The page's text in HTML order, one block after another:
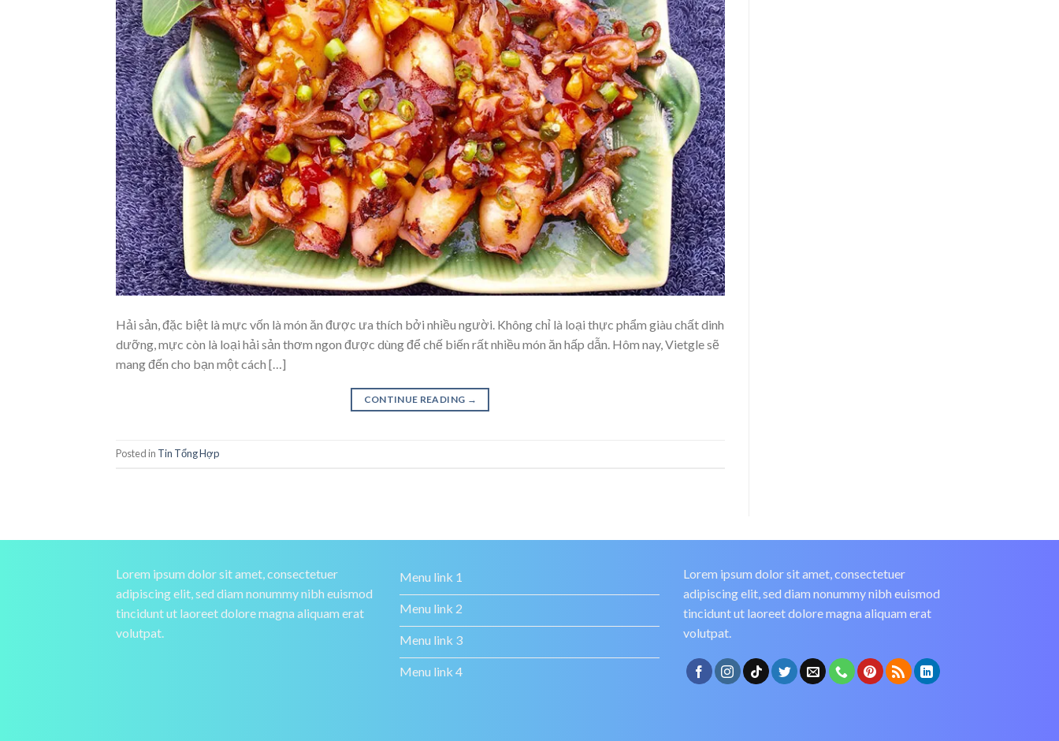
Hải sản, đặc biệt là mực vốn là món ăn được ưa thích bởi nhiều người. Không chỉ là loại thực phẩm giàu chất dinh
dưỡng, mực còn là loại hải sản thơm ngon được dùng để chế biến rất nhiều món ăn hấp dẫn. Hôm nay, Vietgle sẽ
mang đến cho bạn một cách […]
CONTINUE READING →
Posted in Tin Tổng Hợp
Lorem ipsum dolor sit amet, consectetuer
adipiscing elit, sed diam nonummy nibh euismod
tincidunt ut laoreet dolore magna aliquam erat
volutpat.
Menu link 1
Menu link 2
Menu link 3
Menu link 4
Lorem ipsum dolor sit amet, consectetuer
adipiscing elit, sed diam nonummy nibh euismod
tincidunt ut laoreet dolore magna aliquam erat
volutpat.